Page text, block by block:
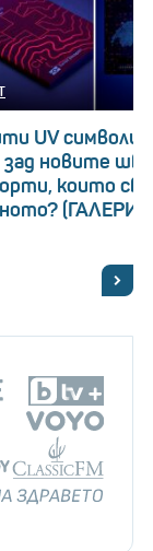
UV символи:
зад новите
които